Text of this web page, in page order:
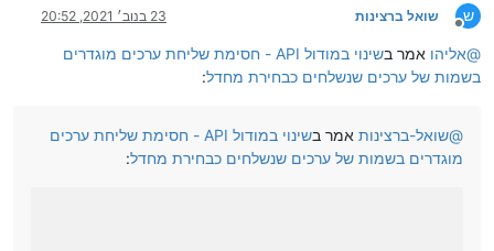
ש
מנותק
שואל ברצינות 23 בנוב׳ 2021, 20:52
@אליהו אמר ב
שינוי במודול API - חסימת שליחת ערכים מוגדרים
בשמות של ערכים שנשלחים כבחירת מחדל:
@שואל-ברצינות אמר ב
שינוי במודול API - חסימת שליחת ערכים
מוגדרים בשמות של ערכים שנשלחים כבחירת מחדל: